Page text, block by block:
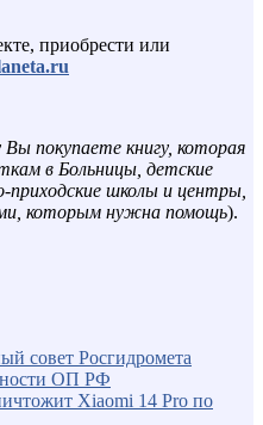
приобрести или
покупаете книгу, которая
в Больницы, детские
школы и центры,
которым нужна помощь).
совет Росгидромета
ОП РФ
Xiaomi 14 Pro по